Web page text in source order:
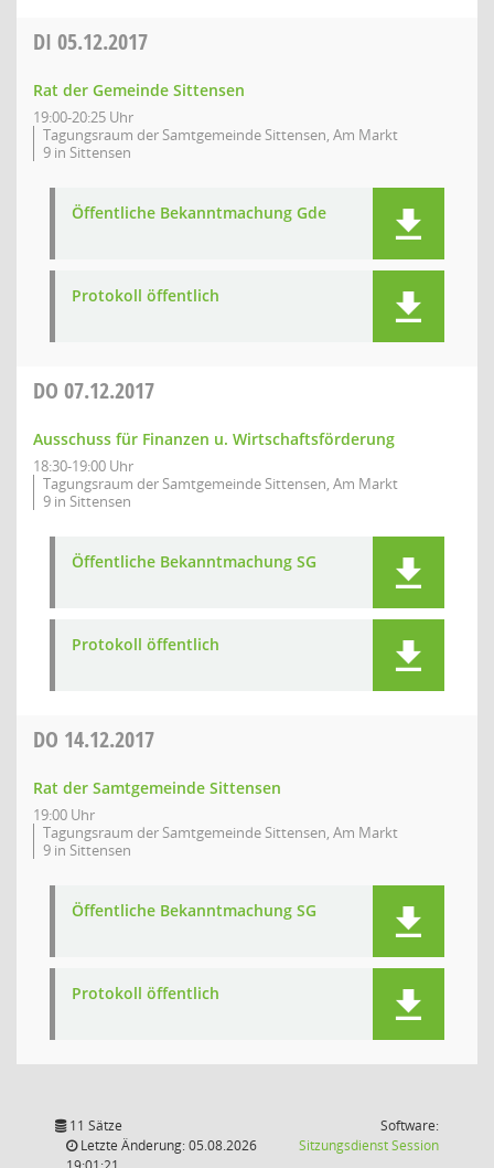
DI 05.12.2017
Rat der Gemeinde Sittensen
19:00-20:25 Uhr
Tagungsraum der Samtgemeinde Sittensen, Am Markt
9 in Sittensen
Öffentliche Bekanntmachung Gde
Protokoll öffentlich
DO 07.12.2017
Ausschuss für Finanzen u. Wirtschaftsförderung
18:30-19:00 Uhr
Tagungsraum der Samtgemeinde Sittensen, Am Markt
9 in Sittensen
Öffentliche Bekanntmachung SG
Protokoll öffentlich
DO 14.12.2017
Rat der Samtgemeinde Sittensen
19:00 Uhr
Tagungsraum der Samtgemeinde Sittensen, Am Markt
9 in Sittensen
Öffentliche Bekanntmachung SG
Protokoll öffentlich
11 Sätze
Letzte Änderung: 05.08.2026
Software:
SitzungsdienstSession(Wird in